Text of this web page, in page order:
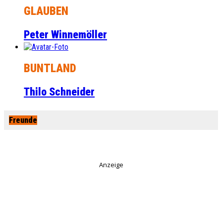
GLAUBEN
Peter Winnemöller
BUNTLAND
Thilo Schneider
Freunde
Anzeige